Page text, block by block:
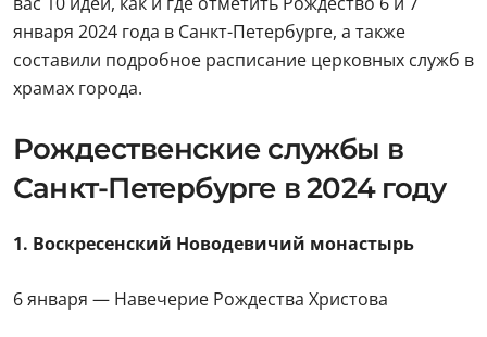
января 2024 года в Санкт-Петербурге, а также
составили подробное расписание церковных служб в
храмах города.
Рождественские службы в
Санкт-Петербурге в 2024 году
1. Воскресенский Новодевичий монастырь
6 января — Навечерие Рождества Христова